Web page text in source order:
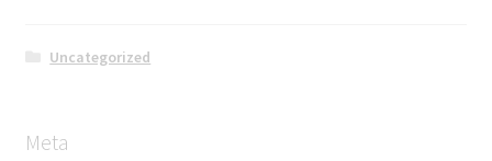
Uncategorized
Meta